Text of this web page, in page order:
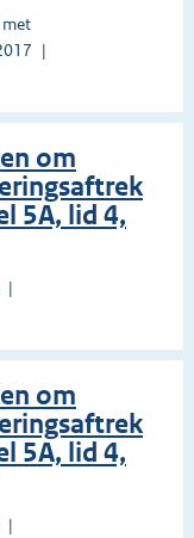
om
5A, lid 4,
om
5A, lid 4,